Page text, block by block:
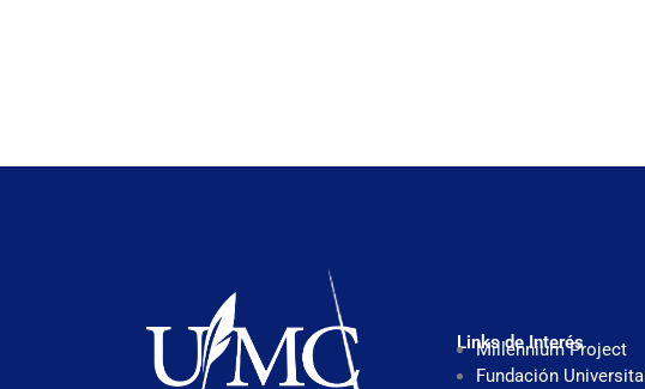
Links de Interés
Millennium Project
Fundación